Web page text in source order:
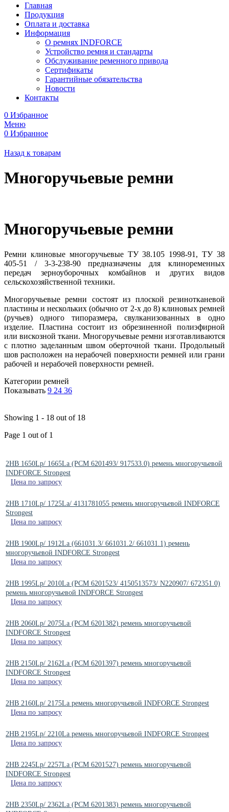
Главная
Продукция
Оплата и доставка
Информация
О ремнях INDFORCE
Устройство ремня и стандарты
Обслуживание ременного привода
Сертификаты
Гарантийные обязательства
Новости
Контакты
0 Избранное
Меню
0 Избранное
Назад к товарам
Многоручьевые ремни
Многоручьевые ремни
Ремни клиновые многоручьевые ТУ 38.105 1998-91, ТУ 38
405-51 / 3-3-238-90 предназначены для клиноременных
передач зерноуборочных комбайнов и других видов
сельскохозяйственной техники.
Многоручьевые ремни состоят из плоской резинотканевой
пластины и нескольких (обычно от 2-х до 8) клиновых ремней
(ручьев) одного типоразмера, свулканизованных в одно
изделие. Пластина состоит из обрезиненной полиэфирной
или вискозной ткани. Многоручьевые ремни изготавливаются
с плотно заделанным швом оберточной ткани. Продольный
шов расположен на нерабочей поверхности ремней или грани
рабочей и нерабочей поверхности ремней.
Категории ремней
Показывать 9 24 36
Showing 1 - 18 out of 18
Page 1 out of 1
2HB 1650Lp/ 1665La (PCM 6201493/ 917533.0) ремень многоручьевой
INDFORCE Strongest
Цена по запросу
2HB 1710Lp/ 1725La/ 4131781055 ремень многоручьевой INDFORCE
Strongest
Цена по запросу
2HB 1900Lp/ 1912La (661031.3/ 661031.2/ 661031.1) ремень
многоручьевой INDFORCE Strongest
Цена по запросу
2HB 1995Lp/ 2010La (РСМ 6201523/ 4150513573/ N220907/ 672351.0)
ремень многоручьевой INDFORCE Strongest
Цена по запросу
2HB 2060Lp/ 2075La (РСМ 6201382) ремень многоручьевой
INDFORCE Strongest
Цена по запросу
2HB 2150Lp/ 2162La (PCM 6201397) ремень многоручьевой
INDFORCE Strongest
Цена по запросу
2HB 2160Lp/ 2175La ремень многоручьевой INDFORCE Strongest
Цена по запросу
2HB 2195Lp/ 2210La ремень многоручьевой INDFORCE Strongest
Цена по запросу
2HB 2245Lp/ 2257La (PCM 6201527) ремень многоручьевой
INDFORCE Strongest
Цена по запросу
2HB 2350Lp/ 2362La (PCM 6201383) ремень многоручьевой